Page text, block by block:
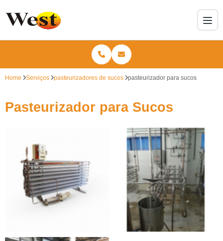
Home Serviços pasteurizadores de sucos pasteurizador para sucos
Pasteurizador para Sucos